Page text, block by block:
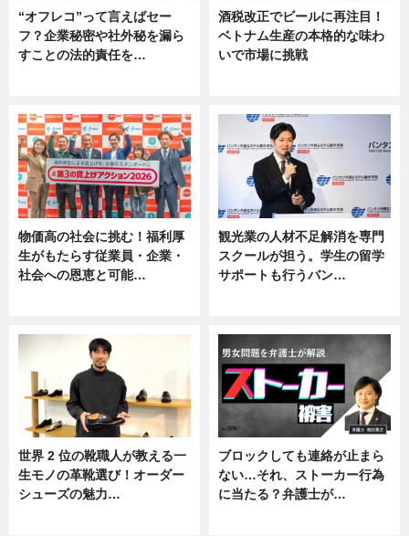
“オフレコ”って言えばセー
フ？企業秘密や社外秘を漏ら
すことの法的責任を…
酒税改正でビールに再注目！
ベトナム生産の本格的な味わ
いで市場に挑戦
物価高の社会に挑む！福利厚
生がもたらす従業員・企業・
社会への恩恵と可能…
観光業の人材不足解消を専門
スクールが担う。学生の留学
サポートも行うバン…
世界 2 位の靴職人が教える一
生モノの革靴選び！オーダー
シューズの魅力…
ブロックしても連絡が止まら
ない…それ、ストーカー行為
に当たる？弁護士が…